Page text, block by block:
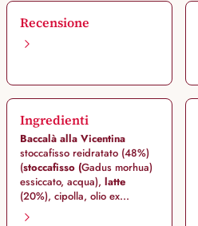
Recensione
Ingredienti
Baccalà alla Vicentina
stoccafisso reidratato (48%)
(stoccafisso (Gadus morhua)
essiccato, acqua), latte
(20%), cipolla, olio ex...